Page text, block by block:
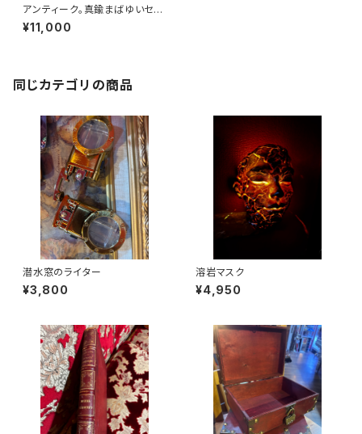
アンティーク。真鍮まばゆいセン
チ定規 Antique Brass Ruler
¥11,000
同じカテゴリの商品
潜水窓のライター
¥3,800
溶岩マスク
¥4,950